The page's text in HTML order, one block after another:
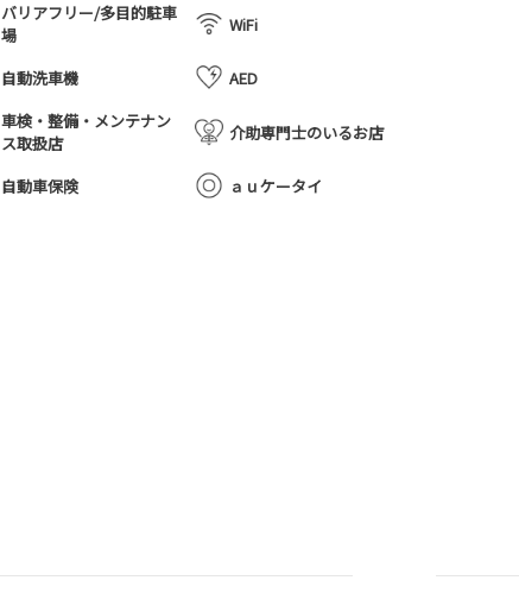
バリアフリー/多目的駐車
場
WiFi
自動洗車機 AED
車検・整備・メンテナン
ス取扱店
介助専門士のいるお店
自動車保険 ａｕケータイ